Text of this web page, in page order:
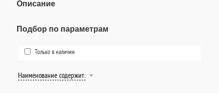
Описание
Подбор по параметрам
Только в наличии
Наименование содержит: